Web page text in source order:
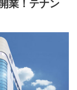
業！テナン